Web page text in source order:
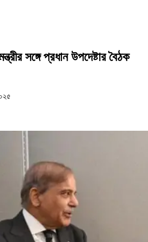
সঙ্গে প্রধান উপদেষ্টার বৈঠক